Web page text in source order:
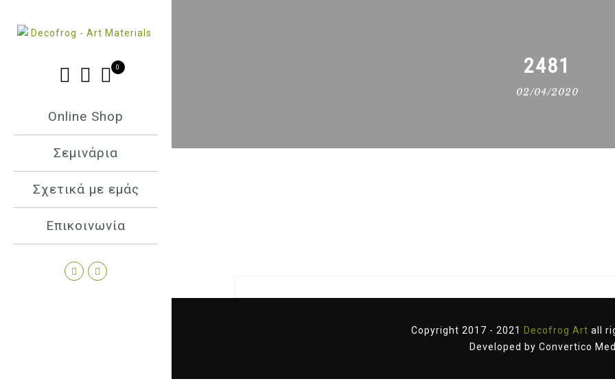
0
Online Shop
Σεμινάρια
Σχετικά με εμάς
Επικοινωνία
2481
02/04/2020
Copyright 2017 - 2021 Decofrog Art all
Developed by Convertico